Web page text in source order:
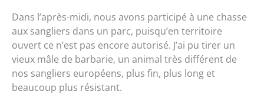
Dans l’après-midi, nous avons participé à une chasse
aux sangliers dans un parc, puisqu’en territoire
ouvert ce n’est pas encore autorisé. J’ai pu tirer un
vieux mâle de barbarie, un animal très différent de
nos sangliers européens, plus fin, plus long et
beaucoup plus résistant.